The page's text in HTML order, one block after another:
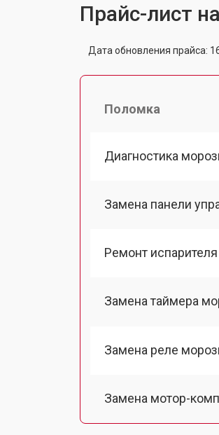
Прайс-лист
Дата обновления прайса:
Поломка
Диагностика
Замена панели
Ремонт испарителя
Замена таймера
Замена реле
Замена мотор-